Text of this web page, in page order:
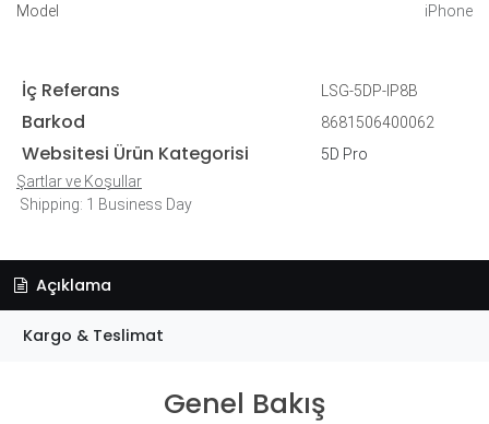
Model iPhone
İç Referans LSG-5DP-IP8B
Barkod 8681506400062
Websitesi Ürün Kategorisi
5D Pro
Şartlar ve Koşullar
Shipping: 1 Business Day
Açıklama
Kargo & Teslimat
Genel Bakış